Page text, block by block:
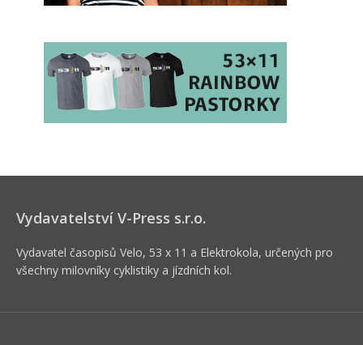
Vydavatelství V-Press s.r.o.
Vydavatel časopisů Velo, 53 x 11 a Elektrokola, určených pro
všechny milovníky cyklistiky a jízdních kol.